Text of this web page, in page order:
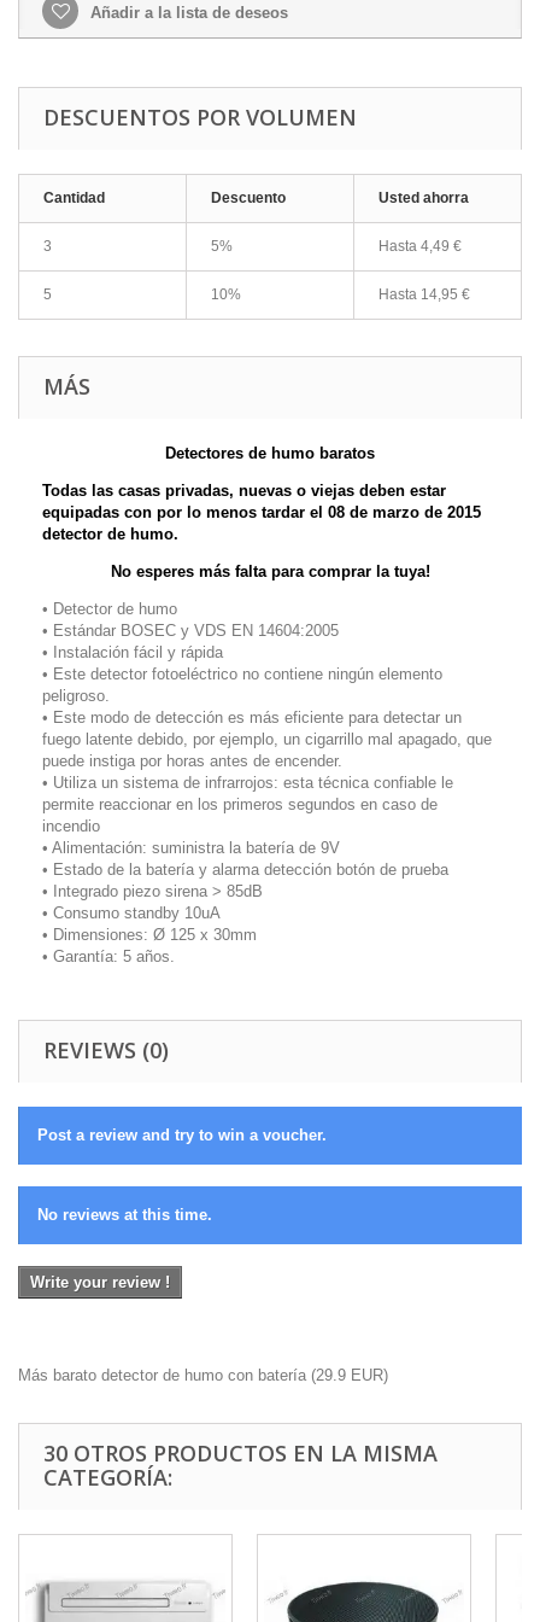
Añadir a la lista de deseos
DESCUENTOS POR VOLUMEN
Cantidad Descuento Usted ahorra
3 5% Hasta 4,49 €
5 10% Hasta 14,95 €
MÁS
Detectores de humo baratos
Todas las casas privadas, nuevas o viejas deben estar
equipadas con por lo menos tardar el 08 de marzo de 2015
detector de humo.
No esperes más falta para comprar la tuya!
• Detector de humo
• Estándar BOSEC y VDS EN 14604:2005
• Instalación fácil y rápida
• Este detector fotoeléctrico no contiene ningún elemento
peligroso.
• Este modo de detección es más eficiente para detectar un
fuego latente debido, por ejemplo, un cigarrillo mal apagado, que
puede instiga por horas antes de encender.
• Utiliza un sistema de infrarrojos: esta técnica confiable le
permite reaccionar en los primeros segundos en caso de
incendio
• Alimentación: suministra la batería de 9V
• Estado de la batería y alarma detección botón de prueba
• Integrado piezo sirena > 85dB
• Consumo standby 10uA
• Dimensiones: Ø 125 x 30mm
• Garantía: 5 años.
REVIEWS (0)
Post a review and try to win a voucher.
No reviews at this time.
Write your review !
Más barato detector de humo con batería (29.9 EUR)
30 OTROS PRODUCTOS EN LA MISMA
CATEGORÍA: